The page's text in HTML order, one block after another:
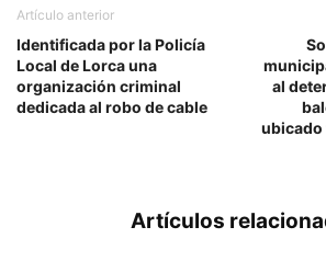
Artículo anterior
Identificada por la Policía
Local de Lorca una
organización criminal
dedicada al robo de cable
al
ubicado
Artículos